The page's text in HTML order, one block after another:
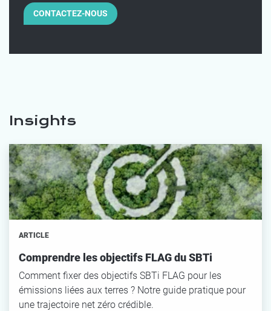
CONTACTEZ-NOUS
Insights
ARTICLE
Comprendre les objectifs FLAG du SBTi
Comment fixer des objectifs SBTi FLAG pour les
émissions liées aux terres ? Notre guide pratique pour
une trajectoire net zéro crédible.